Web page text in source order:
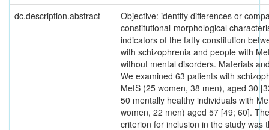
dc.description.abstract
Objective: identify differences or
constitutional-morphological
indicators of the fatty constitution
with schizophrenia and people with
without mental disorders. Materials
We examined 63 patients with
MetS (25 women, 38 men), aged 30
50 mentally healthy individuals with
women, 22 men) aged 57 [49; 60].
criterion for inclusion in the study was